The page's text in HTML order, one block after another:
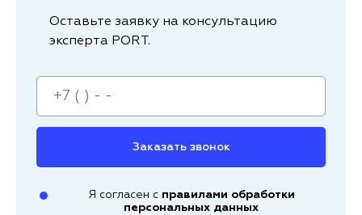
Оставьте заявку на консультацию
эксперта PORT.
Заказать звонок
Я согласен с правилами обработки
персональных данных